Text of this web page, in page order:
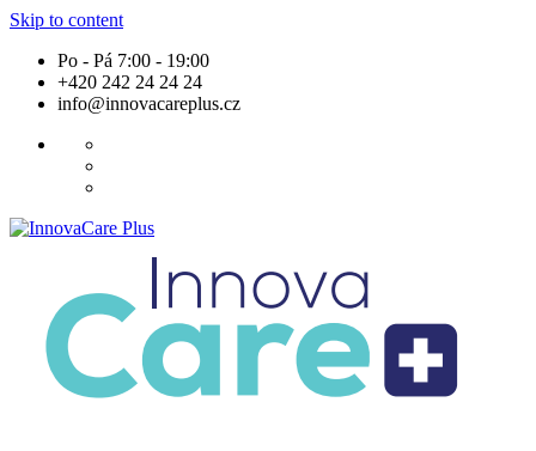
Skip to content
Po - Pá 7:00 - 19:00
+420 242 24 24 24
info@innovacareplus.cz